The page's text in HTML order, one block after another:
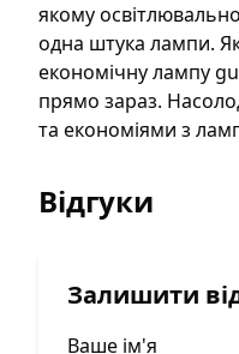
якому
одна штука лампи.
економічну лампу
прямо зараз.
та економіями з
Відгуки
Залишити
Ваше ім'я